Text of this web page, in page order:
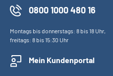
0800 1000 480 16
Montags bis donnerstags: 8 bis 18 Uhr,
freitags: 8 bis 15:30 Uhr
Mein Kundenportal